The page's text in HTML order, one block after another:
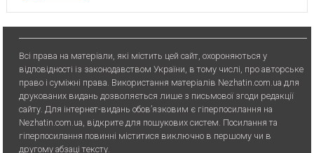
Всі права на матеріали, які містить цей сайт, охороняються у
відповідності із законодавством України, в тому числі, про авторське
право і суміжні права. Використання матерiалiв Nezhatin.com.ua для
друкованих видань дозволяється лише з письмової згоди редакції
сайту. Для iнтернет-видань обов’язковим є гiперпосилання на
Nezhatin.com.ua, відкрите для пошукових систем. Посилання та
гіперпосилання повинні міститися виключно в першому чи в
другому абзаці тексту.